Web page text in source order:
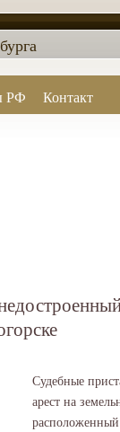
РФ
Контакт
Судебные
арест на